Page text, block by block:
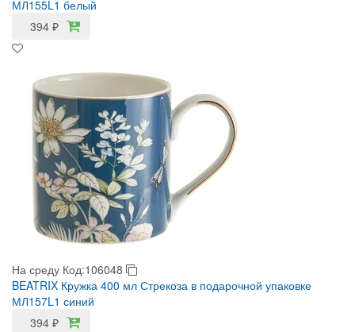
МЛ155L1 белый
394 ₽
На среду Код:106048
BEATRIX Кружка 400 мл Стрекоза в подарочной упаковке
МЛ157L1 синий
394 ₽